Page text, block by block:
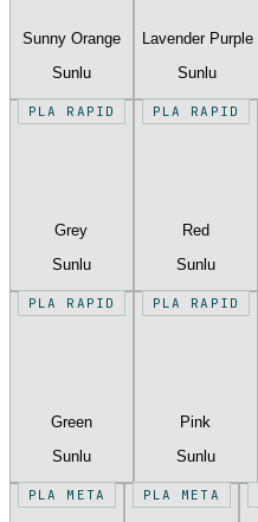
Sunny Orange
Sunlu
Lavender Purple
Sunlu
PLA RAPID
Grey
Sunlu
PLA RAPID
Red
Sunlu
PLA RAPID
Green
Sunlu
PLA RAPID
Pink
Sunlu
PLA META PLA META